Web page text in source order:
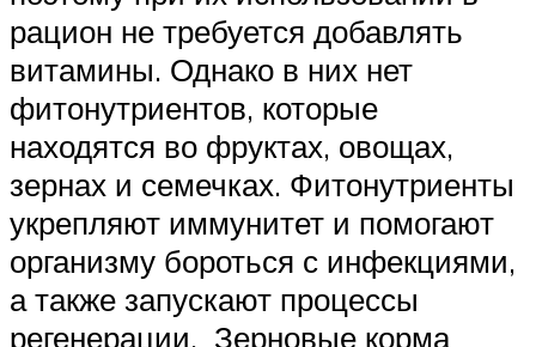
рацион не требуется добавлять
витамины. Однако в них нет
фитонутриентов, которые
находятся во фруктах, овощах,
зернах и семечках. Фитонутриенты
укрепляют иммунитет и помогают
организму бороться с инфекциями,
а также запускают процессы
регенерации. Зерновые корма